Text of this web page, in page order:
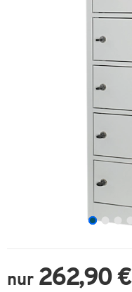
nur 262,90 €